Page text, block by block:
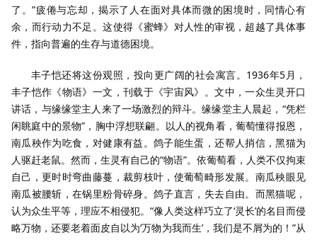
了。”疲倦与忘却，揭示了人在面对具体而微的困境时，同情心有
余，而行动力不足。这使得《蜜蜂》对人性的审视，超越了具体事
件，指向普遍的生存与道德困境。
丰子恺还将这份观照，投向更广阔的社会寓言。1936年5月，
丰子恺作《物语》一文，刊载于《宇宙风》。文中，一众生灵开口
讲话，与缘缘堂主人来了一场激烈的辩斗。缘缘堂主人晨起，“凭栏
闲眺庭中的景物”，胸中浮想联翩。以人的视角看，葡萄懂得报恩，
南瓜秧作为吃食，对健康有益。鸽子能生蛋，还帮人捎信，黑猫为
人驱赶老鼠。然而，生灵有自己的“物语”。依葡萄看，人类不仅拘束
自己，更时时弯曲藤蔓，裁剪枝叶，使葡萄畸形发展。南瓜秧眼见
南瓜被腰斩，在锅里粉骨碎身。鸽子直言，失去自由。而黑猫呢，
认为众生平等，理应不相侵犯。“像人类这样巧立了‘灵长’的名目而侵
略万物，还要老着面皮自以为‘万物为我而生’，我们是不屑为的！”从